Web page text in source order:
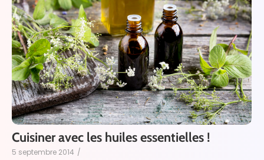
Cuisiner avec les huiles essentielles !
5 septembre 2014 /